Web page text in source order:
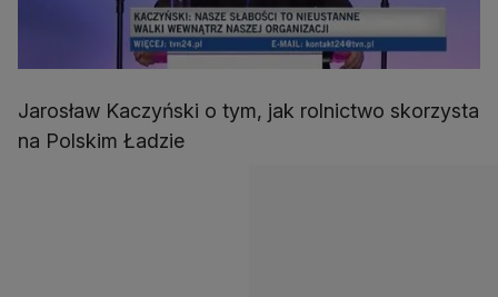
Jarosław Kaczyński o tym, jak rolnictwo skorzysta
na Polskim Ładzie